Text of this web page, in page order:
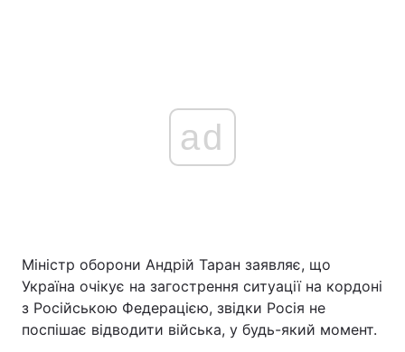
Україна Політика
Економіка Світ
ad
Міністр оборони Андрій Таран заявляє, що
Україна очікує на загострення ситуації на кордоні
з Російською Федерацією, звідки Росія не
поспішає відводити війська, у будь-який момент.